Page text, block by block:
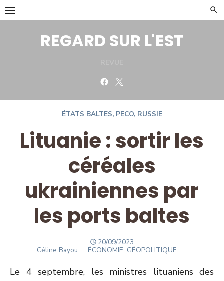
Skip
to
REGARD SUR L'EST
Facebook
ÉTATS BALTES, PECO, RUSSIE
Lituanie : sortir les
céréales
ukrainiennes par
les ports baltes
POSTED
ON
20/09/2023
Author
Céline Bayou ÉCONOMIE, GÉOPOLITIQUE
Le 4 septembre, les ministres lituaniens des